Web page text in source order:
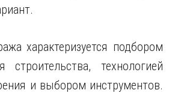
характеризуется подбором
строительства, технологией
и выбором инструментов.